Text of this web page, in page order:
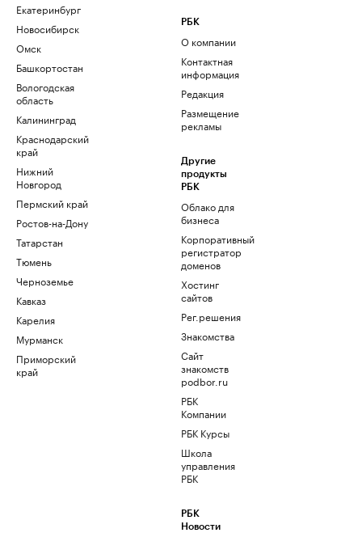
Екатеринбург
Новосибирск
Омск
Башкортостан
Вологодская
область
Калининград
Краснодарский
край
Нижний
Новгород
Пермский край
Ростов-на-Дону
Татарстан
Тюмень
Черноземье
Кавказ
Карелия
Мурманск
Приморский
край
РБК
О компании
Контактная
информация
Редакция
Размещение
рекламы
Другие
продукты
РБК
Облако для
бизнеса
Корпоративный
регистратор
доменов
Хостинг
сайтов
Рег.решения
Знакомства
Сайт
знакомств
podbor.ru
РБК
Компании
РБК Курсы
Школа
управления
РБК
РБК
Новости